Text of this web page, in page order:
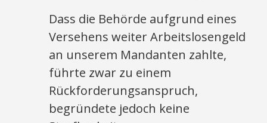
Dass die Behörde aufgrund eines
Versehens weiter Arbeitslosengeld
an unserem Mandanten zahlte,
führte zwar zu einem
Rückforderungsanspruch,
begründete jedoch keine